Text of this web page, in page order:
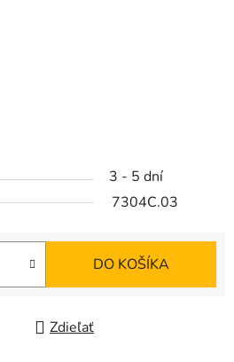
3 - 5 dní
7304C.03
DO KOŠÍKA
Zdieľať